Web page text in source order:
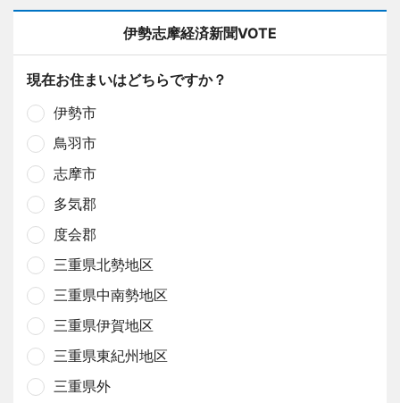
伊勢志摩経済新聞VOTE
現在お住まいはどちらですか？
伊勢市
鳥羽市
志摩市
多気郡
度会郡
三重県北勢地区
三重県中南勢地区
三重県伊賀地区
三重県東紀州地区
三重県外